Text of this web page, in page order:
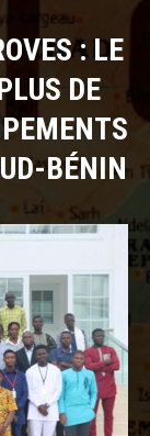
: LE
DE
BÉNIN